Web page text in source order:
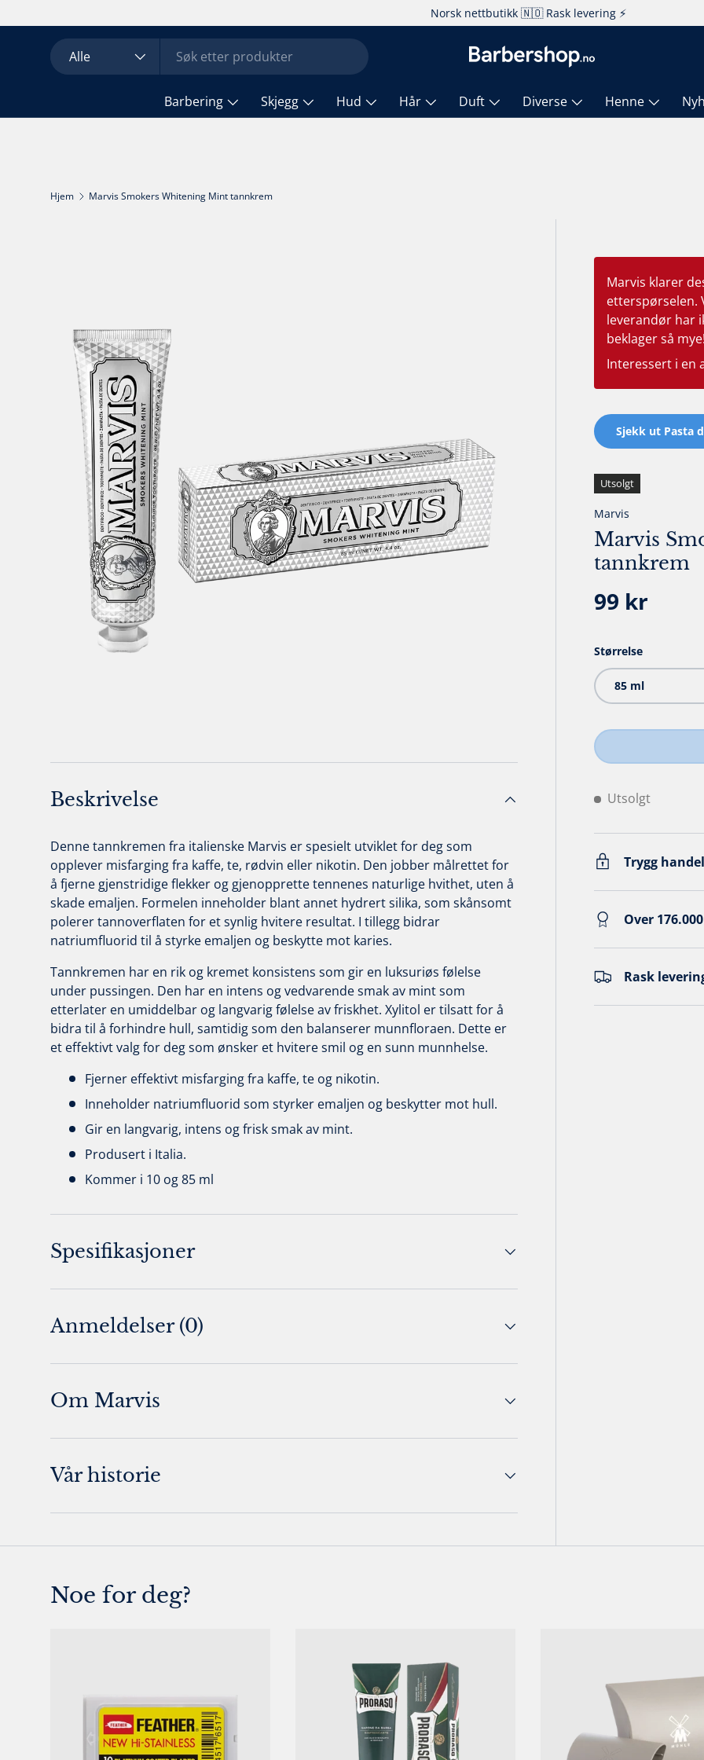
Hopp til innhold
Norsk nettbutikk 🇳🇴 Rask levering ⚡️
Søk
Produkttype
Alle
Barbering Skjegg Hud Hår Duft Diverse Henne
Hjem Marvis Smokers Whitening Mint tannkrem
Marvis klarer
etterspørselen.
leverandør har
beklager så mye!
Interessert i en
Sjekk ut Pasta
Utsolgt
Marvis
Marvis
tannkrem
Ordinær
99 kr
Størrelse
85 ml
Utsolgt
Trygg
Over
Rask
Beskrivelse
Denne tannkremen fra italienske Marvis er spesielt utviklet for deg som
opplever misfarging fra kaffe, te, rødvin eller nikotin. Den jobber målrettet for
å fjerne gjenstridige flekker og gjenopprette tennenes naturlige hvithet, uten å
skade emaljen. Formelen inneholder blant annet hydrert silika, som skånsomt
polerer tannoverflaten for et synlig hvitere resultat. I tillegg bidrar
natriumfluorid til å styrke emaljen og beskytte mot karies.
Tannkremen har en rik og kremet konsistens som gir en luksuriøs følelse
under pussingen. Den har en intens og vedvarende smak av mint som
etterlater en umiddelbar og langvarig følelse av friskhet. Xylitol er tilsatt for å
bidra til å forhindre hull, samtidig som den balanserer munnfloraen. Dette er
et effektivt valg for deg som ønsker et hvitere smil og en sunn munnhelse.
Fjerner effektivt misfarging fra kaffe, te og nikotin.
Inneholder natriumfluorid som styrker emaljen og beskytter mot hull.
Gir en langvarig, intens og frisk smak av mint.
Produsert i Italia.
Kommer i 10 og 85 ml
Spesifikasjoner
Anmeldelser (0)
Om Marvis
Vår historie
Noe for deg?